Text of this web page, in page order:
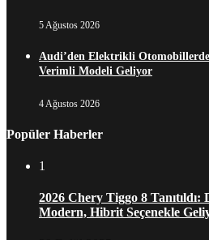
5 Ağustos 2026
Audi’den Elektrikli
Verimli Modeli Geliyor
4 Ağustos 2026
Popüler Haberler
1
2026 Chery Tiggo 8
Modern, Hibrit Seçenekle